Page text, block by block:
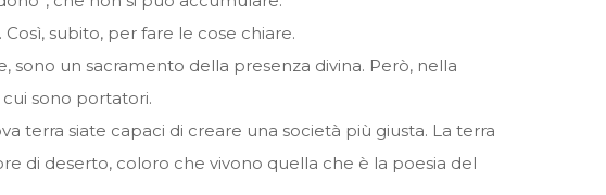
subito, per fare le cose chiare.
un sacramento della presenza divina. Però, nella
sono portatori.
terra siate capaci di creare una società più giusta. La terra
di deserto, coloro che vivono quella che è la poesia del